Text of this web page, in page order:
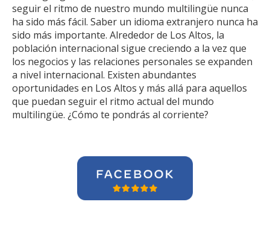
seguir el ritmo de nuestro mundo multilingüe nunca
ha sido más fácil. Saber un idioma extranjero nunca ha
sido más importante. Alrededor de Los Altos, la
población internacional sigue creciendo a la vez que
los negocios y las relaciones personales se expanden
a nivel internacional. Existen abundantes
oportunidades en Los Altos y más allá para aquellos
que puedan seguir el ritmo actual del mundo
multilingüe. ¿Cómo te pondrás al corriente?